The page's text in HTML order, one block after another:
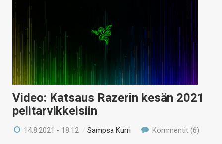
Video: Katsaus Razerin kesän 2021
pelitarvikkeisiin
14.8.2021 - 18:12 /Sampsa Kurri Kommentit (6)